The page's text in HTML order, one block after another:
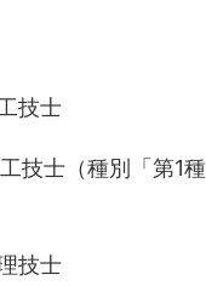
技士
技士（種別「第1
技士